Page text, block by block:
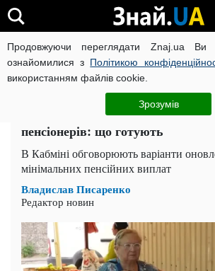
Продовжуючи переглядати Znaj.ua Ви
ознайомилися з Політикою
використанням файлів cookie.
Зрозумів
ВІЙНА РОСІЇ ПРОТИ УКРАЇНИ
Підвищення виплат для
пенсіонерів: що готують
В Кабміні обговорюють варіанти
мінімальних пенсійних виплат
Владислав Писаренко
Редактор новин